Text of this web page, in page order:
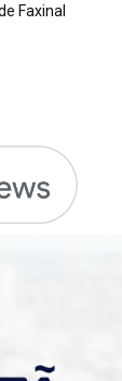
Faxinal